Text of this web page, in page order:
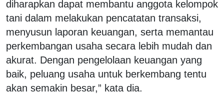
diharapkan dapat membantu anggota kelompok
tani dalam melakukan pencatatan transaksi,
menyusun laporan keuangan, serta memantau
perkembangan usaha secara lebih mudah dan
akurat. Dengan pengelolaan keuangan yang
baik, peluang usaha untuk berkembang tentu
akan semakin besar,” kata dia.